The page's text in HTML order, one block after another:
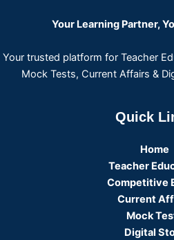
Your Learning Partner,
Your trusted platform for Teacher
Mock Tests, Current Affairs &
Quick
Home
Teacher
Competitive
Current
Mock
Digital